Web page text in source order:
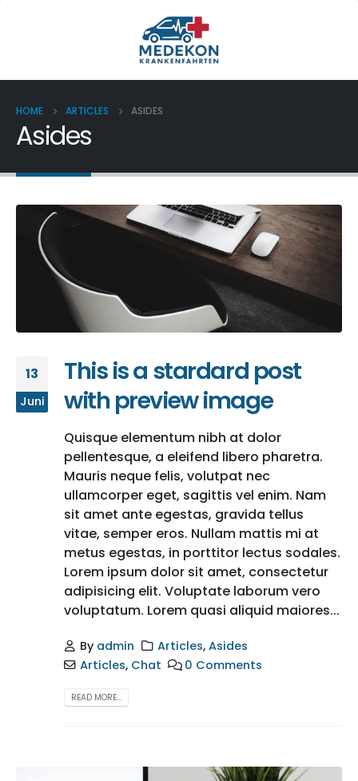
HOME ARTICLES ASIDES
Asides
13
Juni
This is a stardard post
with preview image
Quisque elementum nibh at dolor
pellentesque, a eleifend libero pharetra.
Mauris neque felis, volutpat nec
ullamcorper eget, sagittis vel enim. Nam
sit amet ante egestas, gravida tellus
vitae, semper eros. Nullam mattis mi at
metus egestas, in porttitor lectus sodales.
Lorem ipsum dolor sit amet, consectetur
adipisicing elit. Voluptate laborum vero
voluptatum. Lorem quasi aliquid maiores...
By admin Articles, Asides
Articles, Chat 0 Comments
READ MORE...